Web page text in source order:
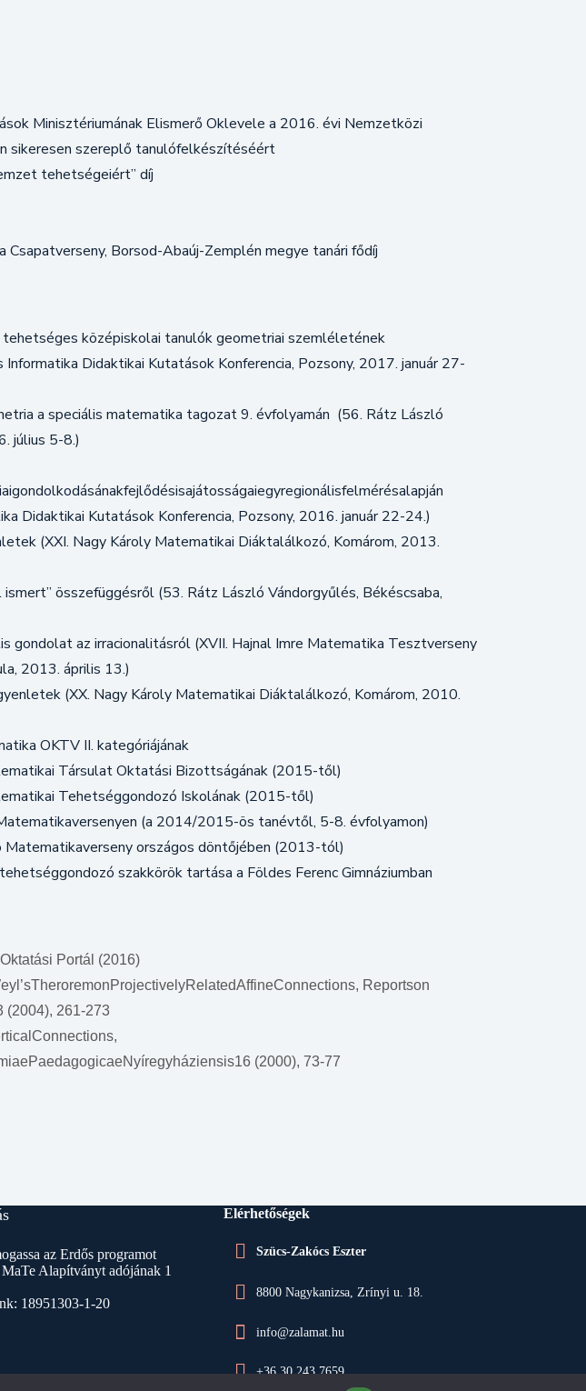
Minisztériumának Elismerő Oklevele a 2016. évi Nemzetközi
sikeresen szereplő tanulófelkészítéséért
tehetségeiért” díj
Borsod-Abaúj-Zemplén megye tanári fődíj
középiskolai tanulók geometriai szemléletének
Didaktikai Kutatások Konferencia, Pozsony, 2017. január 27-
a speciális matematika tagozat 9. évfolyamán (56. Rátz László
július 5-8.)
Didaktikai Kutatások Konferencia, Pozsony, 2016. január 22-24.)
(XXI. Nagy Károly Matematikai Diáktalálkozó, Komárom, 2013.
ismert” összefüggésről (53. Rátz László Vándorgyűlés, Békéscsaba,
gondolat az irracionalitásról (XVII. Hajnal Imre Matematika Tesztverseny
2013. április 13.)
(XX. Nagy Károly Matematikai Diáktalálkozó, Komárom, 2010.
OKTV II. kategóriájának
Társulat Oktatási Bizottságának (2015-től)
Tehetséggondozó Iskolának (2015-től)
(a 2014/2015-ös tanévtől, 5-8. évfolyamon)
Matematikaverseny országos döntőjében (2013-tól)
szakkörök tartása a Földes Ferenc Gimnáziumban
Portál (2016)
Reportson
(2004), 261-273
(2000), 73-77
az Erdős programot
Alapítványt adójának 1
18951303-1-20
Elérhetőségek
Szücs-Zakócs Eszter
8800 Nagykanizsa, Zrínyi u. 18.
info@zalamat.hu
+36 30 243 7659